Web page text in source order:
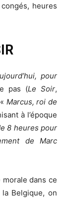
heures
pour
pas (Le Soir,
Marcus, roi de
à l’époque
8 heures pour
de Marc
morale dans ce
Belgique, on